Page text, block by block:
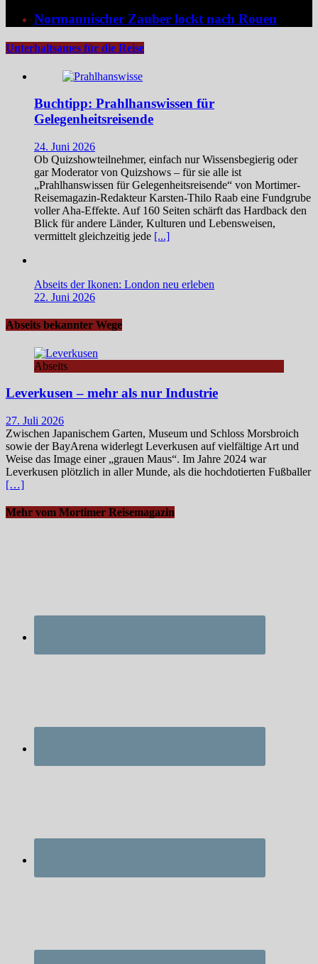
Normannischer Zauber lockt nach Rouen
Unterhaltsames für die Reise
Buchtipp: Prahlhanswissen für
Gelegenheitsreisende
24. Juni 2026
Ob Quizshowteilnehmer, einfach nur Wissensbegierig oder
gar Moderator von Quizshows – für sie alle ist
„Prahlhanswissen für Gelegenheitsreisende“ von Mortimer-
Reisemagazin-Redakteur Karsten-Thilo Raab eine Fundgrube
voller Aha-Effekte. Auf 160 Seiten schärft das Hardback den
Blick für andere Länder, Kulturen und Lebensweisen,
vermittelt gleichzeitig jede [...]
Abseits der Ikonen: London neu erleben
22. Juni 2026
Abseits bekannter Wege
Abseits
Leverkusen – mehr als nur Industrie
27. Juli 2026
Zwischen Japanischem Garten, Museum und Schloss Morsbroich
sowie der BayArena widerlegt Leverkusen auf vielfältige Art und
Weise das Image einer „grauen Maus“. Im Jahre 2024 war
Leverkusen plötzlich in aller Munde, als die hochdotierten Fußballer
[…]
Mehr vom Mortimer Reisemagazin